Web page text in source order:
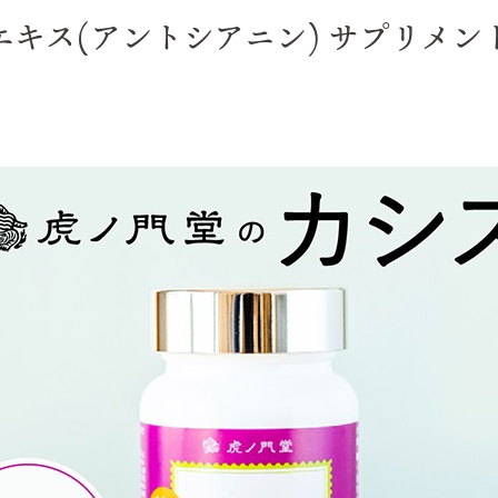
キス(アントシアニン) サプリメン